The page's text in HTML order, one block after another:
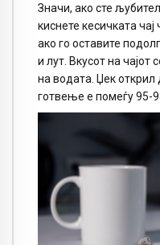
Значи, ако сте
киснете кесичката
ако го оставите
и лут. Вкусот на чајот
на водата. Џек открил
готвење е помеѓу 95-